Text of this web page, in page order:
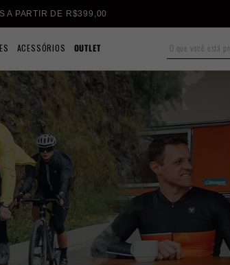
A PARTIR DE R$399,00
ACESSÓRIOS OUTLET